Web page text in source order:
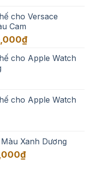
550,000₫
đến
3,500,000₫
cho Versace
Cam
₫Khoảng
từ
cho Apple Watch
cho Apple Watch
Xanh Dương
₫Giá